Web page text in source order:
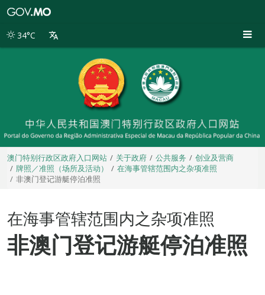
别
34°C
澳门特别行政区政府入口网站 关于政府 公共服务
创业及营商
牌照／准照（场所及活动）
在海事管辖范围内之杂项准照
非澳门登记游艇停泊准照
在海事管辖范围内之杂项准照
非澳门登记游艇停泊准照